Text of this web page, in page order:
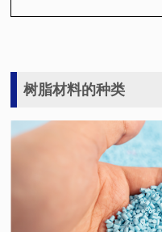
树脂材料的种类